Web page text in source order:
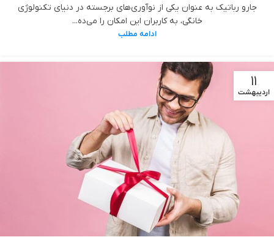
جارو رباتیک به عنوان یکی از نوآوری‌های برجسته در دنیای تکنولوژی
خانگی، به کاربران این امکان را می‌ده...
ادامه مطلب
11
اردیبهشت